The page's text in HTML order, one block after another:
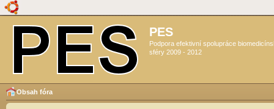
PES
Podpora efektivní spolupráce
sféry 2009 - 2012
Obsah fóra